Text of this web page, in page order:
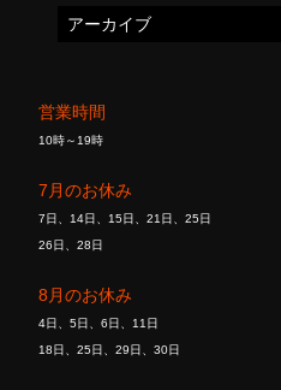
営業時間
10時～19時
7月のお休み
7日、14日、15日、21日、25日
26日、28日
8月のお休み
4日、5日、6日、11日
18日、25日、29日、30日
アーカイブ